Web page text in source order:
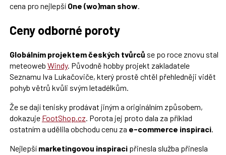
cena pro nejlepší One (wo)man show.
Ceny odborné poroty
Globálním projektem českých tvůrců se po roce znovu stal
meteoweb Windy. Původně hobby projekt zakladatele
Seznamu Iva Lukačoviče, který prostě chtěl přehledněji vidět
pohyb větrů kvůli svým letadélkům.
Že se dají tenisky prodávat jiným a originálním způsobem,
dokazuje FootShop.cz . Porota jej proto dala za příklad
ostatním a udělila obchodu cenu za e-commerce inspiraci.
Nejlepší marketingovou inspiracipřinesla služba přinesla